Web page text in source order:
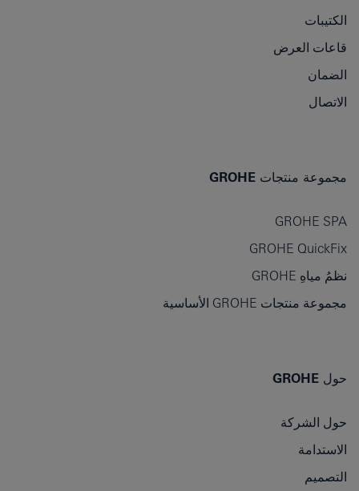
الكتيبات
قاعات العرض
الضمان
الاتصال
مجموعة منتجات GROHE
GROHE SPA
GROHE QuickFix
نظمُ مياهِ GROHE
مجموعة منتجات GROHE الأساسية
حول GROHE
حول الشركة
الاستدامة
التصميم